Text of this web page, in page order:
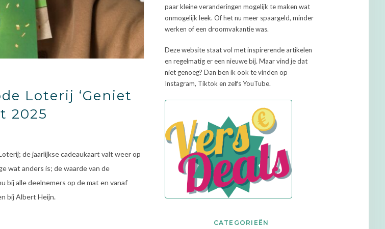
Loterij ‘Geniet
2025
de jaarlijkse cadeaukaart valt weer op
wat anders is; de waarde van de
bij alle deelnemers op de mat en vanaf
bij Albert Heijn.
paar kleine veranderingen mogelijk te maken wat
onmogelijk leek. Of het nu meer spaargeld, minder
werken of een droomvakantie was.
Deze website staat vol met inspirerende artikelen
en regelmatig er een nieuwe bij. Maar vind je dat
niet genoeg? Dan ben ik ook te vinden op
Instagram, Tiktok en zelfs YouTube.
CATEGORIEËN